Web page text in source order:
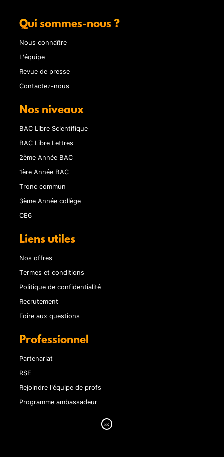
Qui sommes-nous ?
Nous connaître
L'équipe
Revue de presse
Contactez-nous
Nos niveaux
BAC Libre Scientifique
BAC Libre Lettres
2ème Année BAC
1ère Année BAC
Tronc commun
3ème Année collège
CE6
Liens utiles
Nos offres
Termes et conditions
Politique de confidentialité
Recrutement
Foire aux questions
Professionnel
Partenariat
RSE
Rejoindre l'équipe de profs
Programme ambassadeur